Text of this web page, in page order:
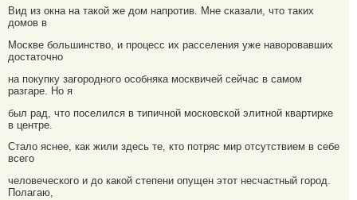
Вид из окна на такой же дом напротив. Мне сказали, что таких
домов в
Москве большинство, и процесс их расселения уже наворовавших
достаточно
на покупку загородного особняка москвичей сейчас в самом
разгаре. Но я
был рад, что поселился в типичной московской элитной квартирке
в центре.
Стало яснее, как жили здесь те, кто потряс мир отсутствием в себе
всего
человеческого и до какой степени опущен этот несчастный город.
Полагаю,